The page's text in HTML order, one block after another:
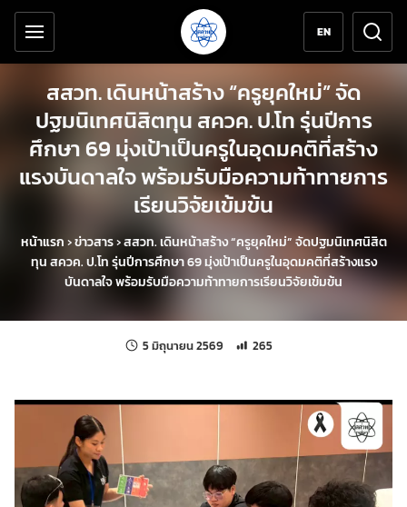
ข้ามไปยังเนื้อหาหลัก
เครื่องมือช่วยเหลือ
EN
สสวท. เดินหน้าสร้าง “ครูยุคใหม่” จัด
ปฐมนิเทศนิสิตทุน สควค. ป.โท รุ่นปีการ
ศึกษา 69 มุ่งเป้าเป็นครูในอุดมคติที่สร้าง
แรงบันดาลใจ พร้อมรับมือความท้าทายการ
เรียนวิจัยเข้มข้น
หน้าแรก›ข่าวสาร›สสวท. เดินหน้าสร้าง “ครูยุคใหม่” จัดปฐมนิเทศนิสิต
ทุน สควค. ป.โท รุ่นปีการศึกษา 69 มุ่งเป้าเป็นครูในอุดมคติที่สร้างแรง
บันดาลใจ พร้อมรับมือความท้าทายการเรียนวิจัยเข้มข้น
5 มิถุนายน 2569 แก้ไขล่าสุดเมื่อ:
จำนวนการเข้าชม 265 ครั้ง
265